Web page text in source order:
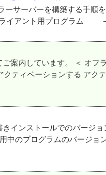
サーバーを構築する手
アント用プログラム
案内しています。 ＜ オフ
ティベーションする アク
インストールでのバージ
のプログラムのバージョ